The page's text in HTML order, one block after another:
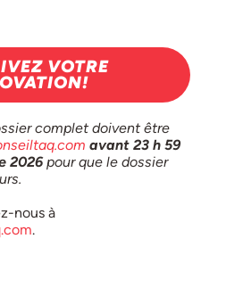
VOTRE
complet doivent être
avant 23 h 59
2026pour que le dossier
nous à
.